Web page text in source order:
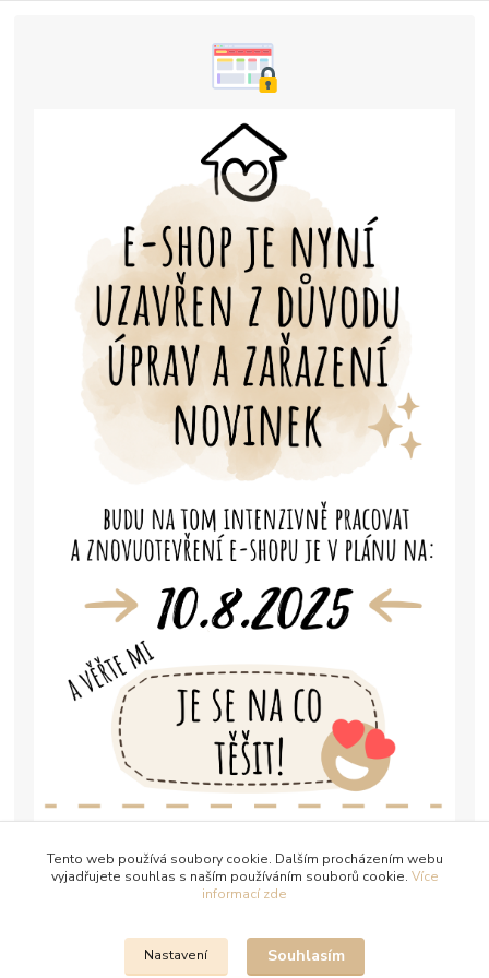
Tento web používá soubory cookie. Dalším procházením webu
vyjadřujete souhlas s naším používáním souborů cookie. Více
informací zde
Nastavení Souhlasím